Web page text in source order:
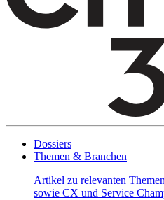
Dossiers
Themen & Branchen
Artikel zu relevanten
sowie CX und Service